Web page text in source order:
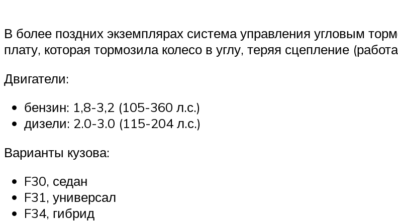
В более поздних экземплярах система управления угловым
плату, которая тормозила колесо в углу, теряя сцепление
Двигатели:
бензин: 1,8-3,2 (105-360 л.с.)
дизели: 2.0-3.0 (115-204 л.с.)
Варианты кузова:
F30, седан
F31, универсал
F34, гибрид